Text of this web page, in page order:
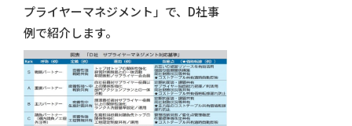
プライヤーマネジメント」で、D社事
例で紹介します。